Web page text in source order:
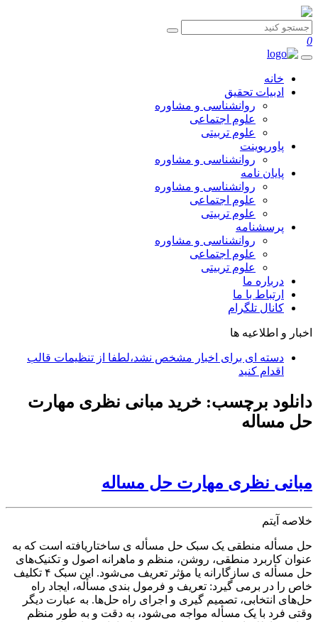
0
خانه
ادبیات تحقیق
روانشناسی و مشاوره
علوم اجتماعی
علوم تربیتی
پاورپوینت
روانشناسی و مشاوره
پایان نامه
روانشناسی و مشاوره
علوم اجتماعی
علوم تربیتی
پرسشنامه
روانشناسی و مشاوره
علوم اجتماعی
علوم تربیتی
درباره ما
ارتباط با ما
کانال تلگرام
اخبار و اطلاعیه ها
دسته ای برای اخبار مشخص نشد،لطفا از تنظیمات قالب
اقدام کنید
دانلود برچسب: خرید مبانی نظری مهارت
حل مساله
مبانی نظری مهارت حل مساله
خلاصه آیتم
حل مسأله منطقی یک سبک حل مسأله ی ساختاریافته است که به
عنوان کاربرد منطقی، روشن، منظم و ماهرانه اصول و تکنیک‌های
حل مسأله ی سازگارانه یا مؤثر تعریف می‌شود. این سبک ۴ تکلیف
خاص را در برمی گیرد: تعریف و فرمول بندی مسأله، ایجاد راه
حل‌های انتخابی، تصمیم گیری و اجرای راه حل‌ها. به عبارت دیگر
وقتی فرد با یک مسأله مواجه می‌شود، به دقت و به طور منظم